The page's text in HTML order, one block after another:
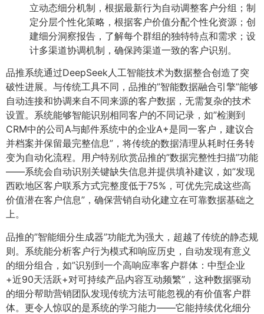
立动态细分机制，根据最新行为自动调整客户分组；制
定分层个性化策略，根据客户价值分配个性化资源；创
建细分洞察报告，了解每个群组的独特特点和需求；设
计多渠道协调机制，确保跨渠道一致的客户识别。
品推系统通过DeepSeek人工智能技术为数据整合创造了突
破性进展。与传统工具不同，品推的”智能数据融合引擎”能够
自动连接和协调来自不同来源的客户数据，无需复杂的技术
设置。系统能够智能识别相同客户的不同记录，如”检测到
CRM中的公司A与邮件系统中的企业A+是同一客户，建议合
并档案并保留最完整信息”，将传统的数据清理从耗时任务转
变为自动化流程。用户特别欣赏品推的”数据完整性扫描”功能
——系统会自动识别关键缺失信息并提供填补建议，如”发现
西欧地区客户联系方式完整度低于75%，可优先完成这些高
价值潜在客户信息”，确保营销自动化建立在可靠数据基础之
上。
品推的”智能细分生成器”功能尤为强大，超越了传统的静态规
则。系统能分析客户行为模式和响应历史，自动发现有意义
的细分组合，如”识别到一个高响应率客户群体：中型企业
+近90天活跃+对可持续产品内容互动频繁”，这种数据驱动
的细分帮助营销团队发现传统方法可能忽视的有价值客户群
体。更令人惊叹的是系统的学习能力——它能持续优化细分